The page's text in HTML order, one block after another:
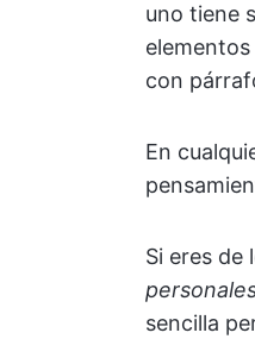
uno tiene
con
En
Si eres de
sencilla